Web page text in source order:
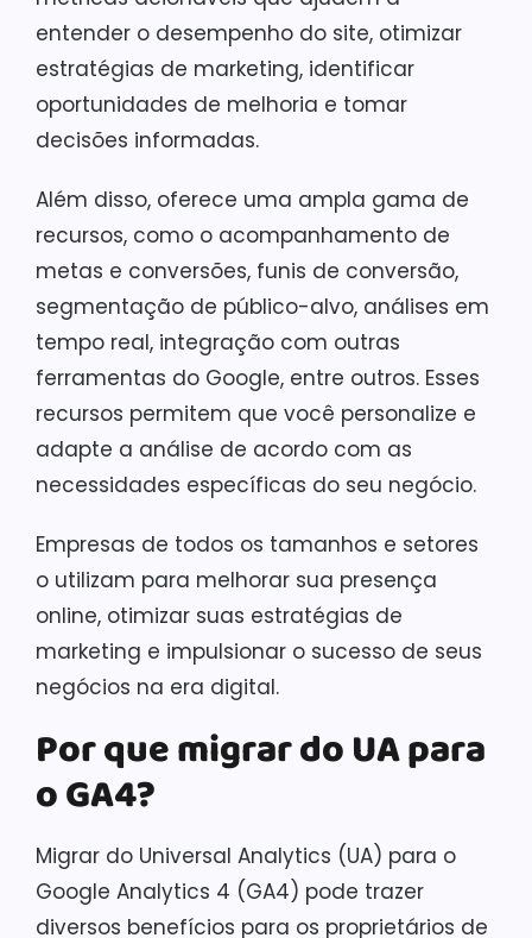
entender o desempenho do site, otimizar
estratégias de marketing, identificar
oportunidades de melhoria e tomar
decisões informadas.
Além disso, oferece uma ampla gama de
recursos, como o acompanhamento de
metas e conversões, funis de conversão,
segmentação de público-alvo, análises em
tempo real, integração com outras
ferramentas do Google, entre outros. Esses
recursos permitem que você personalize e
adapte a análise de acordo com as
necessidades específicas do seu negócio.
Empresas de todos os tamanhos e setores
o utilizam para melhorar sua presença
online, otimizar suas estratégias de
marketing e impulsionar o sucesso de seus
negócios na era digital.
Por que migrar do UA para
o GA4?
Migrar do Universal Analytics (UA) para o
Google Analytics 4 (GA4) pode trazer
diversos benefícios para os proprietários de